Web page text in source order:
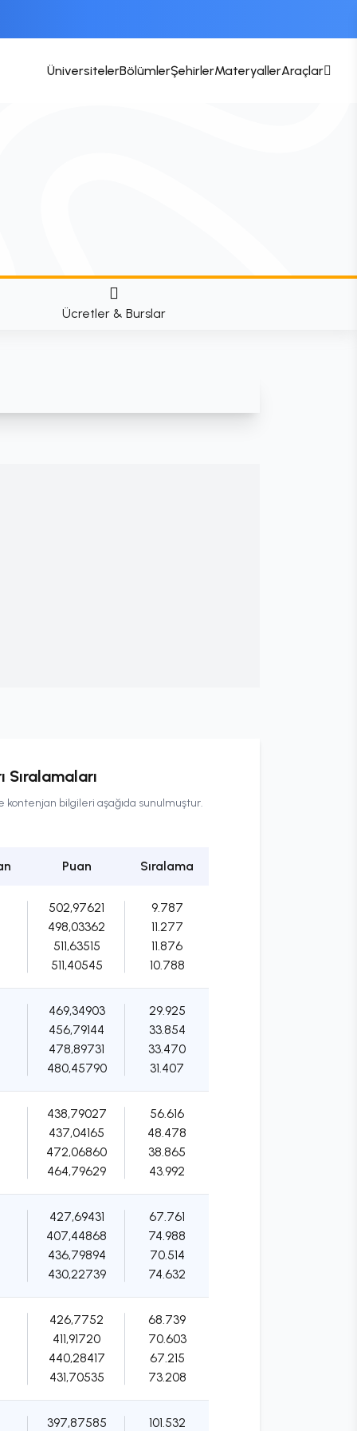
ÜniversitelerBölümlerŞehirlerMateryallerAraçlar
Ücretler & Burslar
Sıralamaları
kontenjan bilgileri aşağıda sunulmuştur.
Puan Sıralama
502,97621
498,03362
511,63515
511,40545
9.787
11.277
11.876
10.788
469,34903
456,79144
478,89731
480,45790
29.925
33.854
33.470
31.407
438,79027
437,04165
472,06860
464,79629
56.616
48.478
38.865
43.992
427,69431
407,44868
436,79894
430,22739
67.761
74.988
70.514
74.632
426,7752
411,91720
440,28417
431,70535
68.739
70.603
67.215
73.208
397,87585 101.532